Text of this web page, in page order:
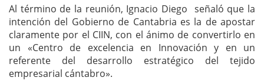
Al término de la reunión, Ignacio Diego señaló que la
intención del Gobierno de Cantabria es la de apostar
claramente por el CIIN, con el ánimo de convertirlo en
un «Centro de excelencia en Innovación y en un
referente del desarrollo estratégico del tejido
empresarial cántabro».